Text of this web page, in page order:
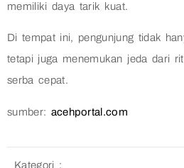
memiliki daya tarik kuat.
Di tempat ini, pengunjung tidak
tetapi juga menemukan jeda dari
serba cepat.
sumber: acehportal.com
Kategori :